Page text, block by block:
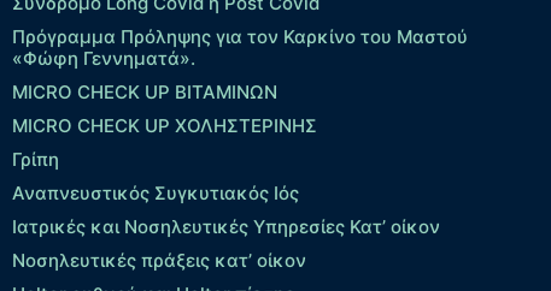
Πρόγραμμα Πρόληψης για τον Καρκίνο του Μαστού
«Φώφη Γεννηματά».
MICRO CHECK UP ΒΙΤΑΜΙΝΩΝ
MICRO CHECK UP ΧΟΛΗΣΤΕΡΙΝΗΣ
Γρίπη
Αναπνευστικός Συγκυτιακός Ιός
Ιατρικές και Νοσηλευτικές Υπηρεσίες Κατ’ οίκον
Νοσηλευτικές πράξεις κατ’ οίκον